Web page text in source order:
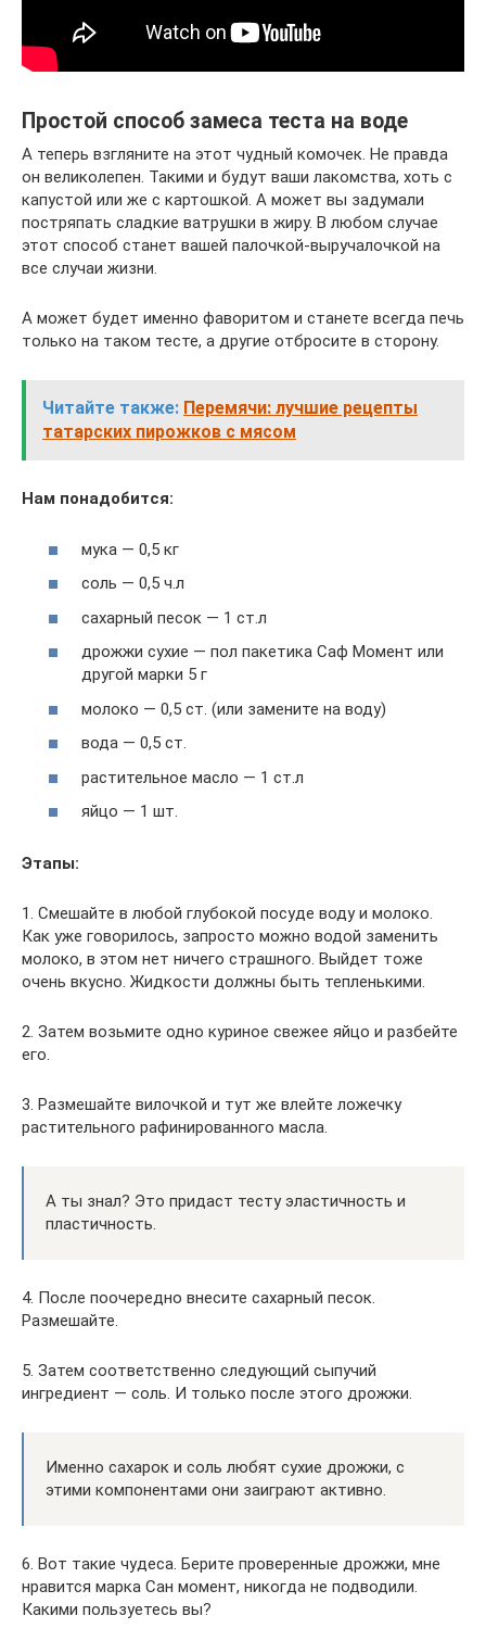
Простой способ замеса теста на воде
А теперь взгляните на этот чудный комочек. Не правда
он великолепен. Такими и будут ваши лакомства, хоть с
капустой или же с картошкой. А может вы задумали
постряпать сладкие ватрушки в жиру. В любом случае
этот способ станет вашей палочкой-выручалочкой на
все случаи жизни.
А может будет именно фаворитом и станете всегда печь
только на таком тесте, а другие отбросите в сторону.
Читайте также: Перемячи: лучшие рецепты
татарских пирожков с мясом
Нам понадобится:
мука — 0,5 кг
соль — 0,5 ч.л
сахарный песок — 1 ст.л
дрожжи сухие — пол пакетика Саф Момент или
другой марки 5 г
молоко — 0,5 ст. (или замените на воду)
вода — 0,5 ст.
растительное масло — 1 ст.л
яйцо — 1 шт.
Этапы:
1. Смешайте в любой глубокой посуде воду и молоко.
Как уже говорилось, запросто можно водой заменить
молоко, в этом нет ничего страшного. Выйдет тоже
очень вкусно. Жидкости должны быть тепленькими.
2. Затем возьмите одно куриное свежее яйцо и разбейте
его.
3. Размешайте вилочкой и тут же влейте ложечку
растительного рафинированного масла.
А ты знал? Это придаст тесту эластичность и
пластичность.
4. После поочередно внесите сахарный песок.
Размешайте.
5. Затем соответственно следующий сыпучий
ингредиент — соль. И только после этого дрожжи.
Именно сахарок и соль любят сухие дрожжи, с
этими компонентами они заиграют активно.
6. Вот такие чудеса. Берите проверенные дрожжи, мне
нравится марка Сан момент, никогда не подводили.
Какими пользуетесь вы?